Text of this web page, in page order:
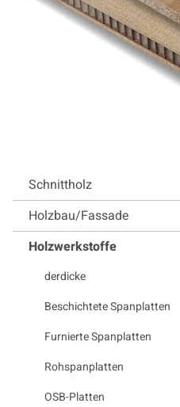
Schnittholz
Holzbau/Fassade
Holzwerkstoffe
derdicke
Beschichtete Spanplatten
Furnierte Spanplatten
Rohspanplatten
OSB-Platten